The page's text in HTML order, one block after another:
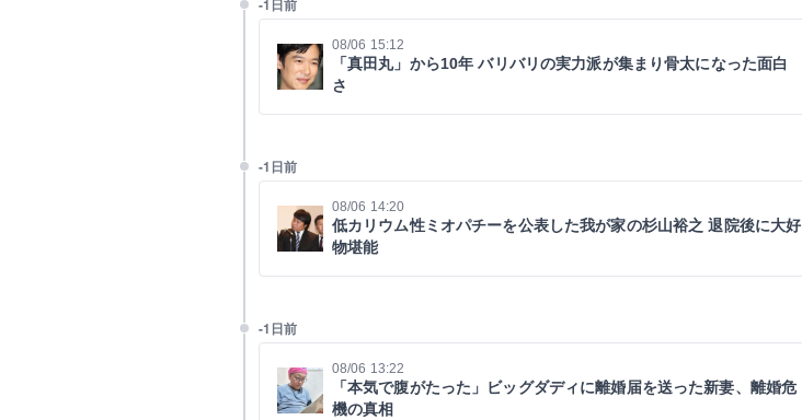
08/06 15:12
「真田丸」から10年 バリバリの実力派が集まり骨太になった面白
さ
-1日前
08/06 14:20
低カリウム性ミオパチーを公表した我が家の杉山裕之 退院後に大好
物堪能
-1日前
08/06 13:22
「本気で腹がたった」ビッグダディに離婚届を送った新妻、離婚危
機の真相